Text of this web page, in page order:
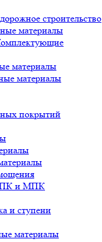
строительство
материалы
материалы
материалы
покрытий
и МПК
и ступени
материалы